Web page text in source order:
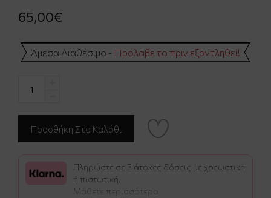
65,00€
Άμεσα Διαθέσιμο - Πρόλαβε το πριν εξαντληθεί!
Πληρώστε σε 3 άτοκες δόσεις με χρεωστική
ή πιστωτική.
Μάθετε περισσότερα